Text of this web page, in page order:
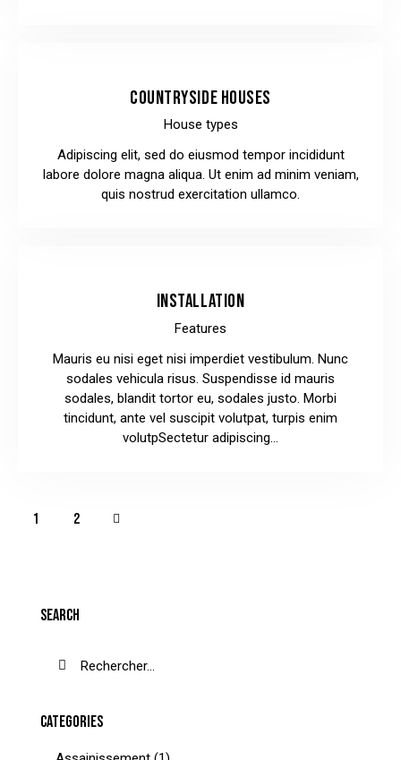
COUNTRYSIDE HOUSES
House types
Adipiscing elit, sed do eiusmod tempor incididunt
labore dolore magna aliqua. Ut enim ad minim veniam,
quis nostrud exercitation ullamco.
INSTALLATION
Features
Mauris eu nisi eget nisi imperdiet vestibulum. Nunc
sodales vehicula risus. Suspendisse id mauris
sodales, blandit tortor eu, sodales justo. Morbi
tincidunt, ante vel suscipit volutpat, turpis enim
volutpSectetur adipiscing…
1 2
SEARCH
CATEGORIES